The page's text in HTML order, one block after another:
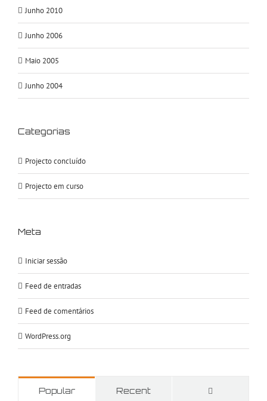
Junho 2010
Junho 2006
Maio 2005
Junho 2004
Categorias
Projecto concluído
Projecto em curso
Meta
Iniciar sessão
Feed de entradas
Feed de comentários
WordPress.org
Popular Recent